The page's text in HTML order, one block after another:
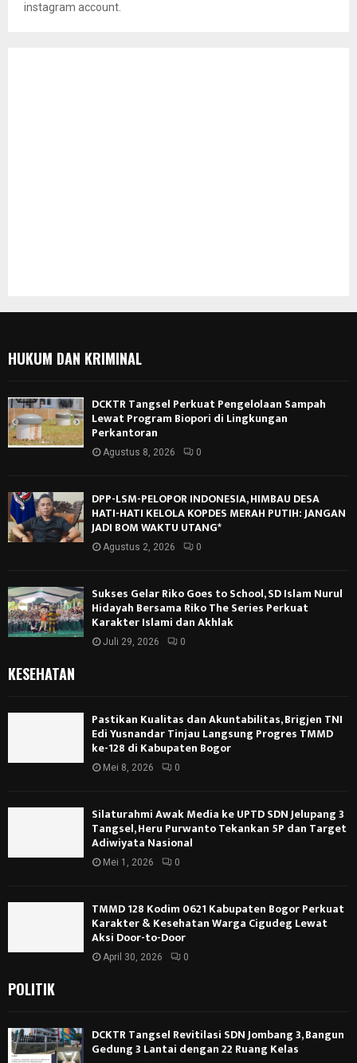
instagram account.
HUKUM DAN KRIMINAL
DCKTR Tangsel Perkuat Pengelolaan Sampah
Lewat Program Biopori di Lingkungan
Perkantoran
Agustus 8, 2026 0
DPP-LSM-PELOPOR INDONESIA, HIMBAU DESA
HATI-HATI KELOLA KOPDES MERAH PUTIH: JANGAN
JADI BOM WAKTU UTANG*
Agustus 2, 2026 0
Sukses Gelar Riko Goes to School, SD Islam Nurul
Hidayah Bersama Riko The Series Perkuat
Karakter Islami dan Akhlak
Juli 29, 2026 0
KESEHATAN
Pastikan Kualitas dan Akuntabilitas, Brigjen TNI
Edi Yusnandar Tinjau Langsung Progres TMMD
ke-128 di Kabupaten Bogor
Mei 8, 2026 0
Silaturahmi Awak Media ke UPTD SDN Jelupang 3
Tangsel, Heru Purwanto Tekankan 5P dan Target
Adiwiyata Nasional
Mei 1, 2026 0
TMMD 128 Kodim 0621 Kabupaten Bogor Perkuat
Karakter & Kesehatan Warga Cigudeg Lewat
Aksi Door-to-Door
April 30, 2026 0
POLITIK
DCKTR Tangsel Revitilasi SDN Jombang 3, Bangun
Gedung 3 Lantai dengan 22 Ruang Kelas